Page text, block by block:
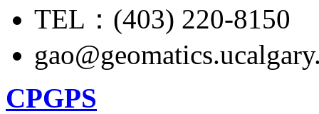
TEL：(403) 220-8150
CPGPS